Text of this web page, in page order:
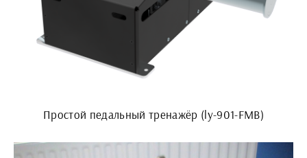
Простой педальный тренажёр (ly-901-FMB)